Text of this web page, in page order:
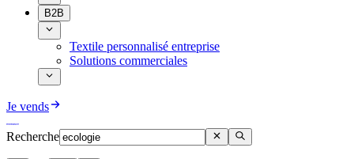
B2B
Textile personnalisé entreprise
Solutions commerciales
Je vends
Recherche